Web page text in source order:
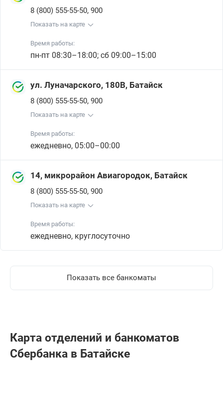
8 (800) 555-55-50, 900
Показать на карте
Время работы:
пн-пт 08:30–18:00; сб 09:00–15:00
ул. Луначарского, 180В, Батайск
8 (800) 555-55-50, 900
Показать на карте
Время работы:
ежедневно, 05:00–00:00
14, микрорайон Авиагородок, Батайск
8 (800) 555-55-50, 900
Показать на карте
Время работы:
ежедневно, круглосуточно
Показать все банкоматы
Карта отделений и банкоматов
Сбербанкa в Батайске